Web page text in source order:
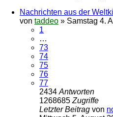
Nachrichten aus der
von taddeo » Samstag 4.
1
…
73
74
75
76
77
2434 Antworten
1268685 Zugriffe
Letzter Beitrag von